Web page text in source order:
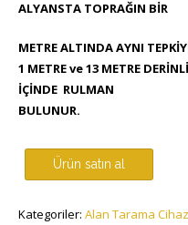
ALYANSTA TOPRAĞIN BİR
METRE ALTINDA AYNI
1 METRE ve 13 METRE
İÇİNDE RULMAN
BULUNUR.
Ürün satın al
Kategoriler: Alan Tarama